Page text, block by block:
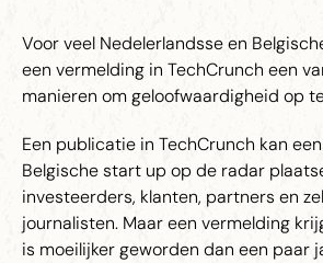
Voor veel Nedelerlandsse en
een vermelding in TechCrunch een
manieren om geloofwaardigheid op
Een publicatie in TechCrunch kan
Belgische start up op de radar
investeerders, klanten, partners en
journalisten. Maar een vermelding
is moeilijker geworden dan een paar